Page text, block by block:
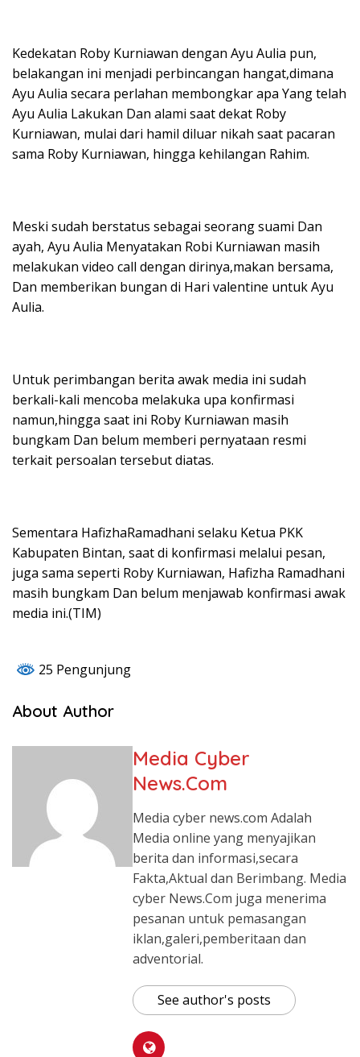
Kedekatan Roby Kurniawan dengan Ayu Aulia pun,
belakangan ini menjadi perbincangan hangat,dimana
Ayu Aulia secara perlahan membongkar apa Yang telah
Ayu Aulia Lakukan Dan alami saat dekat Roby
Kurniawan, mulai dari hamil diluar nikah saat pacaran
sama Roby Kurniawan, hingga kehilangan Rahim.
Meski sudah berstatus sebagai seorang suami Dan
ayah, Ayu Aulia Menyatakan Robi Kurniawan masih
melakukan video call dengan dirinya,makan bersama,
Dan memberikan bungan di Hari valentine untuk Ayu
Aulia.
Untuk perimbangan berita awak media ini sudah
berkali-kali mencoba melakuka upa konfirmasi
namun,hingga saat ini Roby Kurniawan masih
bungkam Dan belum memberi pernyataan resmi
terkait persoalan tersebut diatas.
Sementara HafizhaRamadhani selaku Ketua PKK
Kabupaten Bintan, saat di konfirmasi melalui pesan,
juga sama seperti Roby Kurniawan, Hafizha Ramadhani
masih bungkam Dan belum menjawab konfirmasi awak
media ini.(TIM)
25 Pengunjung
About Author
Media Cyber
News.Com
Media cyber news.com Adalah
Media online yang menyajikan
berita dan informasi,secara
Fakta,Aktual dan Berimbang. Media
cyber News.Com juga menerima
pesanan untuk pemasangan
iklan,galeri,pemberitaan dan
adventorial.
See author's posts